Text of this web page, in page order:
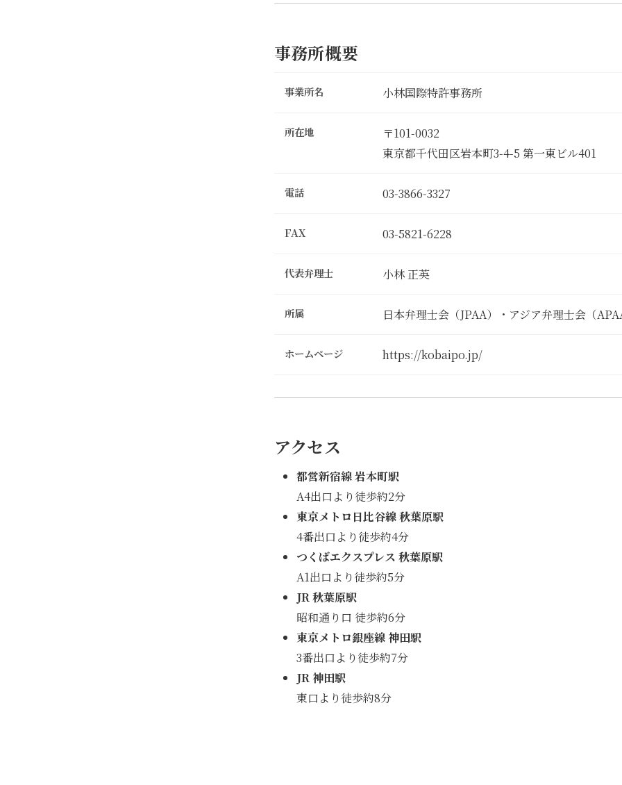
事務所概要
事業所名 小林国際特許事務所
所在地
〒101-0032
東京都千代田区岩本町3-4-5 第一東ビル401
電話 03-3866-3327
FAX 03-5821-6228
代表弁理士 小林 正英
所属 日本弁理士会（JPAA）・アジア弁理士会（
ホームページ https://kobaipo.jp/
アクセス
都営新宿線 岩本町駅
A4出口より徒歩約2分
東京メトロ日比谷線 秋葉原駅
4番出口より徒歩約4分
つくばエクスプレス 秋葉原駅
A1出口より徒歩約5分
JR 秋葉原駅
昭和通り口 徒歩約6分
東京メトロ銀座線 神田駅
3番出口より徒歩約7分
JR 神田駅
東口より徒歩約8分